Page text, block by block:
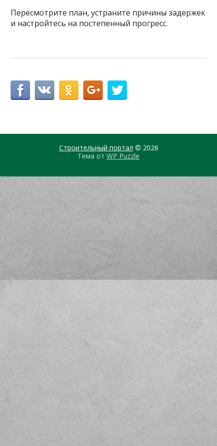
Пересмотрите план, устраните причины задержек
и настройтесь на постепенный прогресс.
Строительный портал © 2026
Тема от WP Puzzle